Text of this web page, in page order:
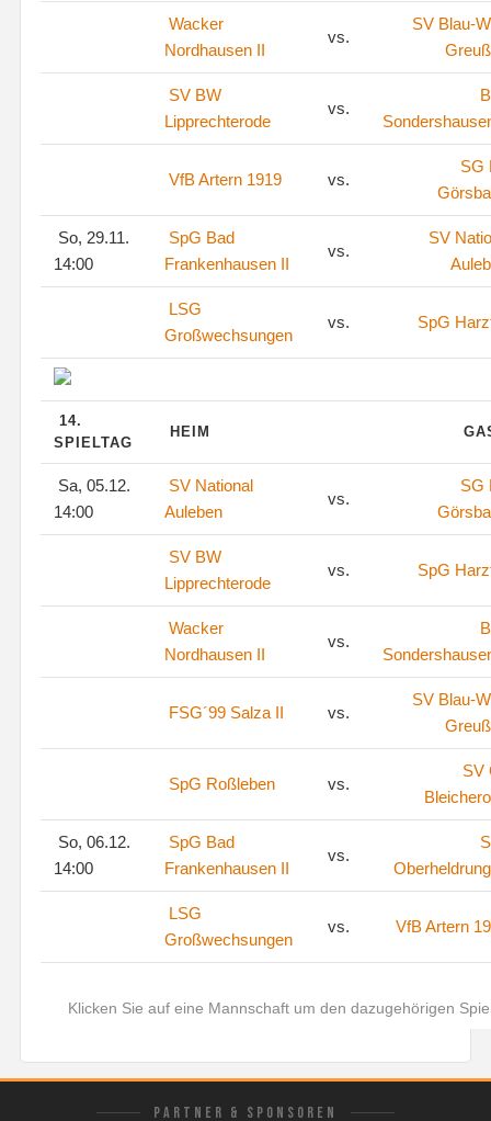
Wacker
Nordhausen II
vs.
SV Blau-
SV BW
Lipprechterode
vs.
VfB Artern 1919 vs.
SG
So, 29.11.
14:00
SpG Bad
Frankenhausen II
vs.
SV
LSG
Großwechsungen
vs. SpG
14.
SPIELTAG
HEIM
Sa, 05.12.
14:00
SV National
Auleben
vs.
SG
SV BW
Lipprechterode
vs. SpG
Wacker
Nordhausen II
vs.
FSG´99 Salza II vs.
SV Blau-
SpG Roßleben vs.
SV
So, 06.12.
14:00
SpG Bad
Frankenhausen II
vs.
LSG
Großwechsungen
vs. VfB Artern
Klicken Sie auf eine Mannschaft um den dazugehörigen
PARTNER & SPONSOREN